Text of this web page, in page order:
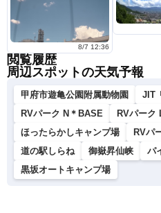
8/7 12:36
閲覧履歴
周辺スポットの天気予報
甲府市遊亀公園附属動物園
JIT
RVパーク N＊BASE
RVパーク
ほったらかしキャンプ場
RVパ
道の駅しらね
御嶽昇仙峡
パ
黒坂オートキャンプ場